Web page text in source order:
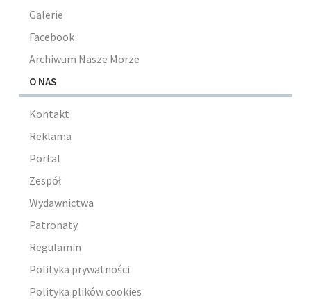
Galerie
Facebook
Archiwum Nasze Morze
O NAS
Kontakt
Reklama
Portal
Zespół
Wydawnictwa
Patronaty
Regulamin
Polityka prywatności
Polityka plików cookies